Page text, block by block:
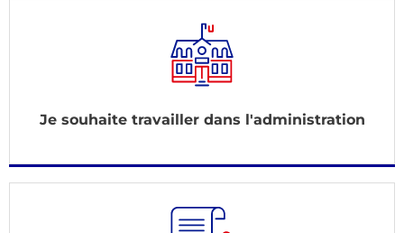
Je souhaite travailler dans l'administration